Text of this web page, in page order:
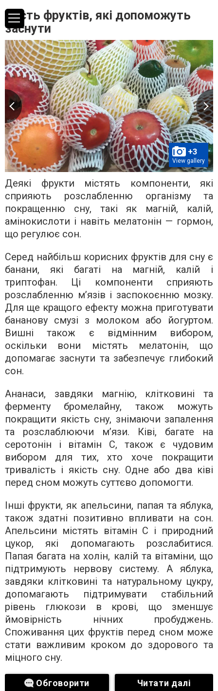
Шість фруктів, які допоможуть
заснути
+3
View gallery
Деякі фрукти містять компоненти, які
сприяють розслабленню організму та
покращенню сну, такі як магній, калій,
амінокислоти і навіть мелатонін — гормон,
що регулює сон.
Серед найбільш корисних фруктів для сну є
банани, які багаті на магній, калій і
триптофан. Ці компоненти сприяють
розслабленню м’язів і заспокоєнню мозку.
Для ще кращого ефекту можна приготувати
бананову смузі з молоком або йогуртом.
Вишні також є відмінним вибором,
оскільки вони містять мелатонін, що
допомагає заснути та забезпечує глибокий
сон.
Ананаси, завдяки магнію, клітковині та
ферменту бромелайну, також можуть
покращити якість сну, знімаючи запалення
та розслаблюючи м’язи. Ківі, багате на
серотонін і вітамін С, також є чудовим
вибором для тих, хто хоче покращити
тривалість і якість сну. Одне або два ківі
перед сном можуть суттєво допомогти.
Інші фрукти, як апельсини, папая та яблука,
також здатні позитивно впливати на сон.
Апельсини містять вітамін С і природний
цукор, які допомагають розслабитися.
Папая багата на холін, калій та вітаміни, що
підтримують нервову систему. А яблука,
завдяки клітковині та натуральному цукру,
допомагають підтримувати стабільний
рівень глюкози в крові, що зменшує
ймовірність нічних пробуджень.
Споживання цих фруктів перед сном може
стати важливим кроком до здорового та
міцного сну.
Обговорити Читати далі